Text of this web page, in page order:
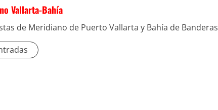
Vallarta-Bahía
de Meridiano de Puerto Vallarta y Bahía de Banderas